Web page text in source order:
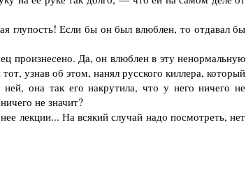
Если бы он был влюблен, то отдавал бы
произнесено. Да, он влюблен в эту ненормальную
узнав об этом, нанял русского киллера, который
она так его накрутила, что у него ничего не
не значит?
лекции... На всякий случай надо посмотреть, нет